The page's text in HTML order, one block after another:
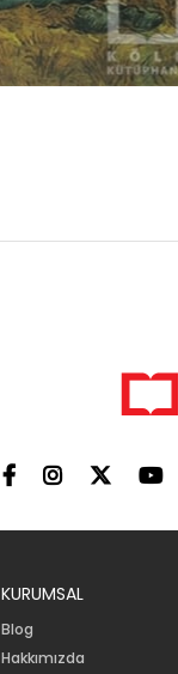
KURUMSAL
Blog
Hakkımızda